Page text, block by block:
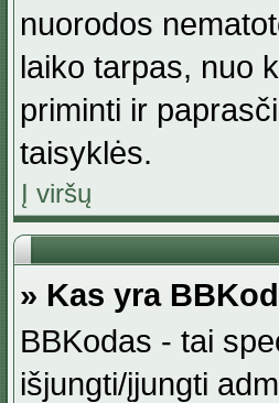
nuorodos
laiko tarpas, nuo
priminti ir
taisyklės.
Į viršų
» Kas yra
BBKodas - tai
išjungti/įjungti